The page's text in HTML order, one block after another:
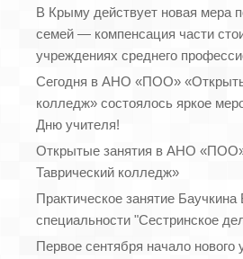
В Крыму действует новая мера
семей — компенсация части
учреждениях среднего
Сегодня в АНО «ПОО»
колледж» состоялось яркое
Дню учителя!
Открытые занятия в АНО
Таврический колледж»
Практическое занятие Баучкина
специальности "Сестринское
Первое сентября начало нового